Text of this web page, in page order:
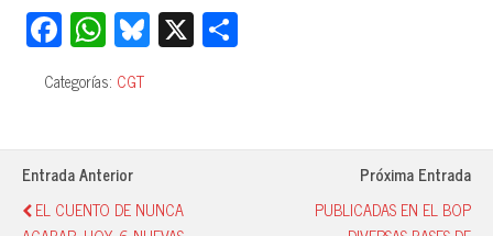
Fa
ce
bo
ok
W
ha
ts
A
pp
Bl
ue
y
X
pa
Categorías: CGT
Entrada Anterior
EL CUENTO DE NUNCA
Próxima Entrada
PUBLICADAS EN EL BOP